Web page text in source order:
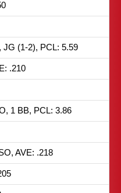
JG (1-2), PCL: 5.59
.210
1 BB, PCL: 3.86
AVE: .218